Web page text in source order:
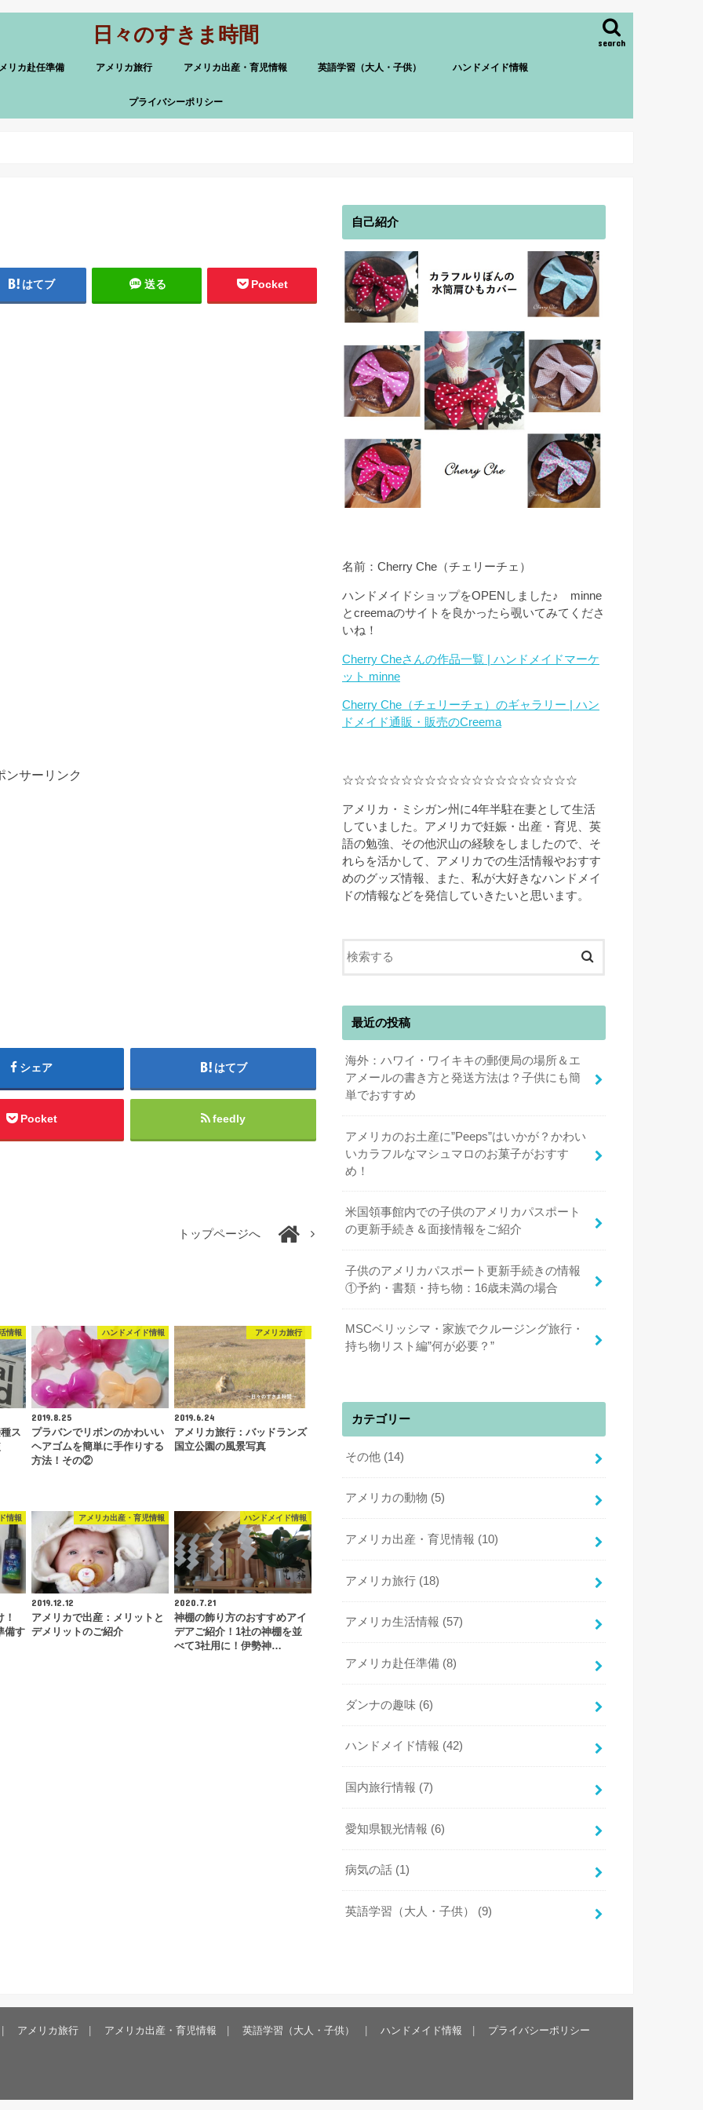
日々のすきま時間 search
リカ赴任準備 アメリカ旅行 アメリカ出産・育児情報 英語学習（大人・子供） ハンドメイド情報
プライバシーポリシー
はてブ 送る Pocket
ンサーリンク
シェア はてブ
Pocket feedly
トップページへ
情報
ス
ハンドメイド情報
2019.8.25
プラバンでリボンのかわいい
ヘアゴムを簡単に手作りする
方法！その②
アメリカ旅行
2019.6.24
アメリカ旅行：バッドランズ
国立公園の風景写真
情報
備す
アメリカ出産・育児情報
2019.12.12
アメリカで出産：メリットと
デメリットのご紹介
ハンドメイド情報
2020.7.21
神棚の飾り方のおすすめアイ
デアご紹介！1社の神棚を並
べて3社用に！伊勢神…
自己紹介
名前：Cherry Che（チェリーチェ）
ハンドメイドショップをOPENしました♪ minne
とcreemaのサイトを良かったら覗いてみてくださ
いね！
Cherry Cheさんの作品一覧 | ハンドメイドマーケ
ット minne
Cherry Che（チェリーチェ）のギャラリー | ハン
ドメイド通販・販売のCreema
☆☆☆☆☆☆☆☆☆☆☆☆☆☆☆☆☆☆☆☆
アメリカ・ミシガン州に4年半駐在妻として生活
していました。アメリカで妊娠・出産・育児、英
語の勉強、その他沢山の経験をしましたので、そ
れらを活かして、アメリカでの生活情報やおすす
めのグッズ情報、また、私が大好きなハンドメイ
ドの情報などを発信していきたいと思います。
最近の投稿
海外：ハワイ・ワイキキの郵便局の場所＆エ
アメールの書き方と発送方法は？子供にも簡
単でおすすめ
アメリカのお土産に”Peeps”はいかが？かわい
いカラフルなマシュマロのお菓子がおすす
め！
米国領事館内での子供のアメリカパスポート
の更新手続き＆面接情報をご紹介
子供のアメリカパスポート更新手続きの情報
①予約・書類・持ち物：16歳未満の場合
MSCベリッシマ・家族でクルージング旅行・
持ち物リスト編”何が必要？”
カテゴリー
その他 (14)
アメリカの動物 (5)
アメリカ出産・育児情報 (10)
アメリカ旅行 (18)
アメリカ生活情報 (57)
アメリカ赴任準備 (8)
ダンナの趣味 (6)
ハンドメイド情報 (42)
国内旅行情報 (7)
愛知県観光情報 (6)
病気の話 (1)
英語学習（大人・子供） (9)
アメリカ旅行 アメリカ出産・育児情報 英語学習（大人・子供） ハンドメイド情報 プライバシーポリシー